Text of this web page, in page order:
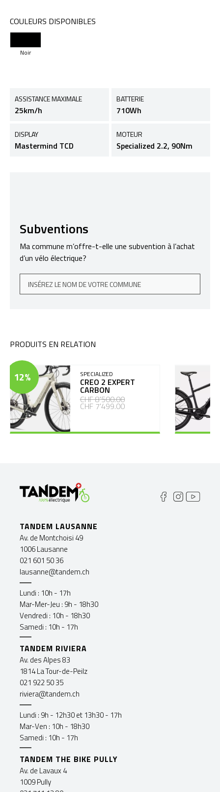
COULEURS DISPONIBLES
Noir
ASSISTANCE MAXIMALE
25km/h
BATTERIE
710Wh
DISPLAY
Mastermind TCD
MOTEUR
Specialized 2.2, 90Nm
Subventions
Ma commune m’offre-t-elle une subvention à l’achat
d’un vélo électrique?
PRODUITS EN RELATION
12% SPECIALIZED
CREO 2 EXPERT
CARBON
CHF 8'500.00
CHF 7'499.00
TANDEM LAUSANNE
Av. de Montchoisi 49
1006 Lausanne
021 601 50 36
lausanne@tandem.ch
Lundi : 10h - 17h
Mar-Mer-Jeu : 9h - 18h30
Vendredi : 10h - 18h30
Samedi : 10h - 17h
TANDEM RIVIERA
Av. des Alpes 83
1814 La Tour-de-Peilz
021 922 50 35
riviera@tandem.ch
Lundi : 9h - 12h30 et 13h30 - 17h
Mar-Ven : 10h - 18h30
Samedi : 10h - 17h
TANDEM THE BIKE PULLY
Av. de Lavaux 4
1009 Pully